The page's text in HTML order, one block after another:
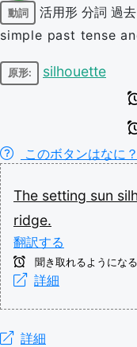
動詞 活用形 分詞 過去
simple past tense
原形: silhouette
このボタンはなに？
The setting sun
ridge.
翻訳する
聞き取れるようになる
詳細
詳細